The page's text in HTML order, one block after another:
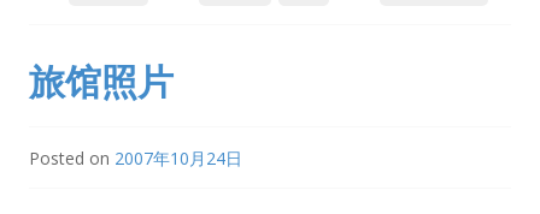
旅馆照片
Posted on 2007年10月24日